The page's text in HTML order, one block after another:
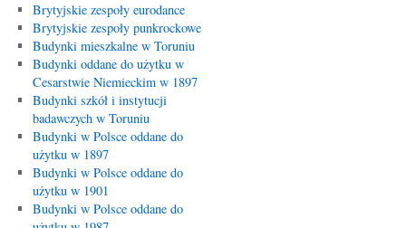
Brytyjskie zespoły eurodance
Brytyjskie zespoły punkrockowe
Budynki mieszkalne w Toruniu
Budynki oddane do użytku w
Cesarstwie Niemieckim w 1897
Budynki szkół i instytucji
badawczych w Toruniu
Budynki w Polsce oddane do
użytku w 1897
Budynki w Polsce oddane do
użytku w 1901
Budynki w Polsce oddane do